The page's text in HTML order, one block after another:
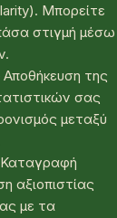
Μπορείτε
στιγμή μέσω
της
σας
μεταξύ
αξιοπιστίας
με τα